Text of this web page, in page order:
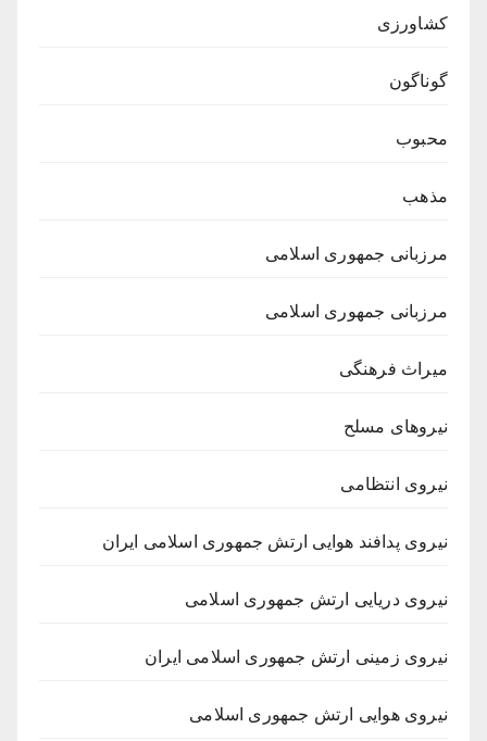
کشاورزی
گوناگون
محبوب
مذهب
مرزبانی جمهوری اسلامی
مرزبانی جمهوری اسلامی
میراث فرهنگی
نیروهای مسلح
نیروی انتظامی
نیروی پدافند هوایی ارتش جمهوری اسلامی ایران
نیروی دریایی ارتش جمهوری اسلامی
نیروی زمینی ارتش جمهوری اسلامی ایران
نیروی هوایی ارتش جمهوری اسلامی